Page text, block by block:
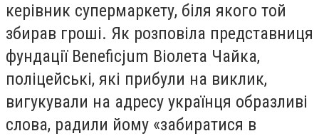
керівник супермаркету, біля якого той
збирав гроші. Як розповіла представниця
фундації Beneficjum Віолета Чайка,
поліцейські, які прибули на виклик,
вигукували на адресу українця образливі
слова, радили йому «забиратися в